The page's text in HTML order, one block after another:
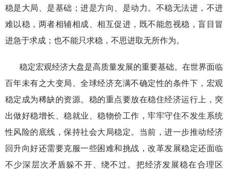
稳是大局、是基础；进是方向、是动力。不稳无法进，不进
难以稳，两者相辅相成、相互促进，既不能忽视稳，盲目冒
进急于求成；也不能只求稳，不思进取无所作为。
稳定宏观经济大盘是高质量发展的重要基础。在世界面临
百年未有之大变局、全球经济充满不确定性的条件下，宏观
稳定成为稀缺的资源。稳的重点要放在稳住经济运行上，突
出做好稳增长、稳就业、稳物价工作，牢牢守住不发生系统
性风险的底线，保持社会大局稳定。当前，进一步推动经济
回升向好还需要克服一些困难和挑战，改革发展稳定还面临
不少深层次矛盾躲不开、绕不过。把经济发展稳在合理区